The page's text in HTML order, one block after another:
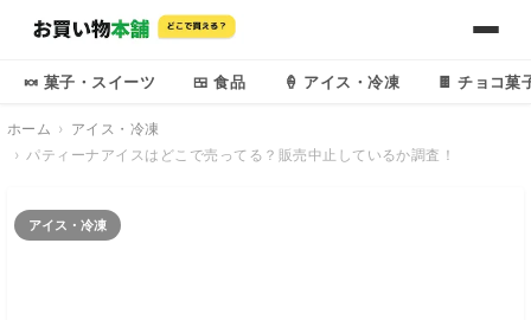
🍬 菓子・スイーツ 🍱 食品 🍦 アイス・冷凍 🍫 チョコ菓
ホーム
アイス・冷凍
パティーナアイスはどこで売ってる？販売中止しているか調査！
アイス・冷凍